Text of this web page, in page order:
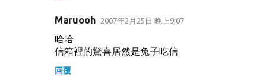
Maruooh 2007年2月25日 晚上9:07
哈哈
信箱裡的驚喜居然是兔子吃信
回覆